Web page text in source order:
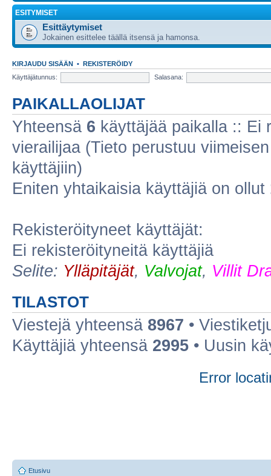
ESITYMISET
Esittäytymiset
Jokainen esittelee täällä itsensä ja hamonsa.
KIRJAUDU SISÄÄN • REKISTERÖIDY
Käyttäjätunnus:
Salasana:
PAIKALLAOLIJAT
Yhteensä 6 käyttäjää paikalla :: Ei
vierailijaa (Tieto perustuu
käyttäjiin)
Eniten yhtaikaisia käyttäjiä on ollut
Rekisteröityneet käyttäjät:
Ei rekisteröityneitä käyttäjiä
Selite: Ylläpitäjät, Valvojat, Villit
TILASTOT
Viestejä yhteensä 8967 •
Käyttäjiä yhteensä 2995 • Uusin
Error
Etusivu